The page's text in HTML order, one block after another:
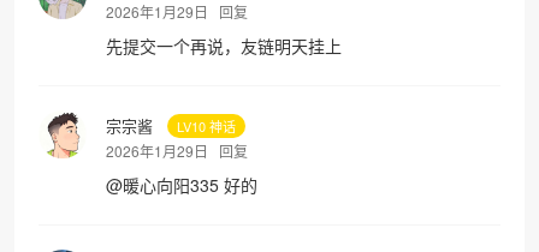
2026年1月29日 回复
先提交一个再说，友链明天挂上
宗宗酱 LV10 神话
2026年1月29日 回复
@暖心向阳335 好的